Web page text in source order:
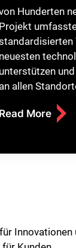
Hunderten
Projekt
neuesten
unterstützen
an allen
Read More